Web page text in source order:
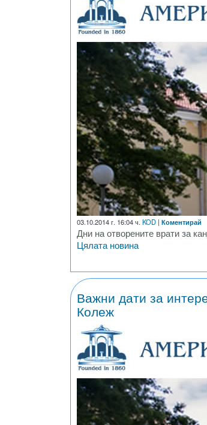
03.10.2014 г. 16:04 ч. KOD | Коментирай
Дни на отворените врати за
Цялата новина
Важни дати за
Колеж